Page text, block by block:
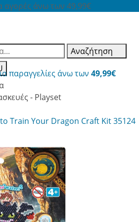
αγορές άνω των 49,99€
Αναζήτηση
παραγγελίες άνω των 49,99€
- Playset
Train Your Dragon Craft Kit 35124